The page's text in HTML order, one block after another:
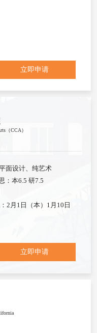
立即申请
（CCA）
面设计、纯艺术
：本6.5 研7.5
2月1日（本）1月10日
立即申请